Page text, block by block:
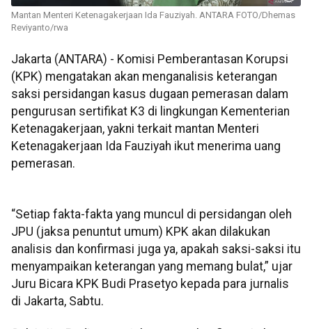
Mantan Menteri Ketenagakerjaan Ida Fauziyah. ANTARA FOTO/Dhemas
Reviyanto/rwa
Jakarta (ANTARA) - Komisi Pemberantasan Korupsi
(KPK) mengatakan akan menganalisis keterangan
saksi persidangan kasus dugaan pemerasan dalam
pengurusan sertifikat K3 di lingkungan Kementerian
Ketenagakerjaan, yakni terkait mantan Menteri
Ketenagakerjaan Ida Fauziyah ikut menerima uang
pemerasan.
“Setiap fakta-fakta yang muncul di persidangan oleh
JPU (jaksa penuntut umum) KPK akan dilakukan
analisis dan konfirmasi juga ya, apakah saksi-saksi itu
menyampaikan keterangan yang memang bulat,” ujar
Juru Bicara KPK Budi Prasetyo kepada para jurnalis
di Jakarta, Sabtu.